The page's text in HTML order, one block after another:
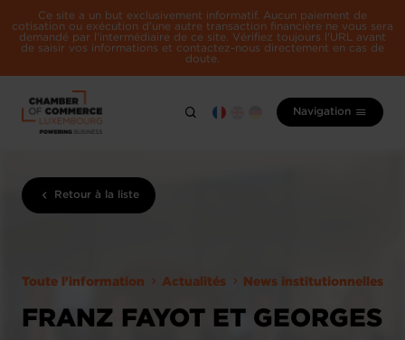
Ce site a un but exclusivement informatif. Aucun paiement de
cotisation ou exécution d'une autre transaction financière ne vous sera
demandé par l'intermédiaire de ce site. Vérifiez toujours l'URL avant
de saisir vos informations et contactez-nous directement en cas de
doute.
Navigation
Retour à la liste
Toute l'information Actualités News institutionnelles
FRANZ FAYOT ET GEORGES